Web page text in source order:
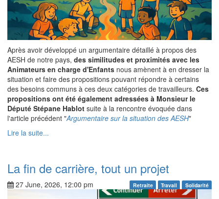
Après avoir développé un argumentaire détaillé à propos des
AESH de notre pays, des similitudes et proximités avec les
Animateurs en charge d'Enfants nous amènent à en dresser la
situation et faire des propositions pouvant répondre à certains
des besoins communs à ces deux catégories de travailleurs. Ces
propositions ont été également adressées à Monsieur le
Député Stépane Hablot suite à la rencontre évoquée dans
l'article précédent "Argumentaire sur la situation des AESH"
Lire la suite...
La fin de carrière, tout un projet
27 June, 2026, 12:00 pm Retraite Travail Solidarité